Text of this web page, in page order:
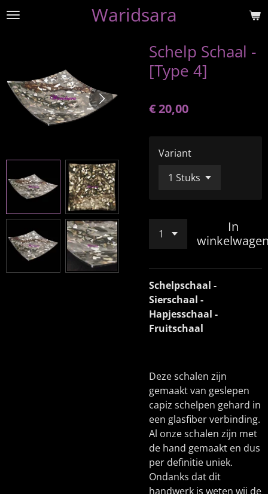
Ga
hoofdinhoud
Waridsara
Schelp Schaal -
[Type 4]
€ 20,00
Variant
In
Schelpschaal -
Sierschaal -
Hapjesschaal -
Fruitschaal
Deze schalen zijn
gemaakt van geslepen
capiz schelpen gehard in
een glasfiber verbinding.
Al onze schalen zijn met
de hand gemaakt en dus
per definitie uniek.
Ondanks dat dit
handwerk is weten wij de